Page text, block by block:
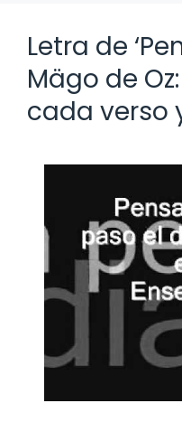
Letra de
Mägo de
cada verso